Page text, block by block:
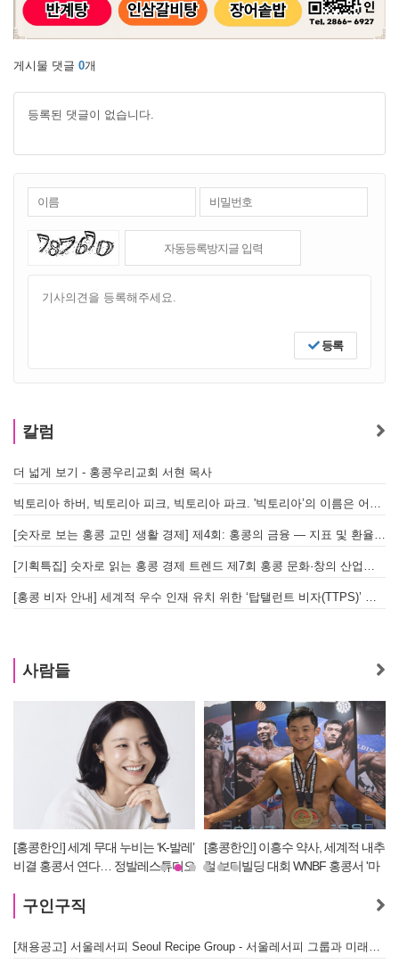
게시물 댓글 0개
등록된 댓글이 없습니다.
등록
칼럼
더 넓게 보기 - 홍콩우리교회 서현 목사
빅토리아 하버, 빅토리아 피크, 빅토리아 파크. '빅토리아’의 이름은 어떻게 온 걸까? - [이승권 원장의 생활칼럼]
[숫자로 보는 홍콩 교민 생활 경제] 제4회: 홍콩의 금융 — 지표 및 환율, MPF 운영 현황
[기획특집] 숫자로 읽는 홍콩 경제 트렌드 제7회 홍콩 문화·창의 산업의 구조와 분야별 동향
[홍콩 비자 안내] 세계적 우수 인재 유치 위한 ‘탑탤런트 비자(TTPS)’ 주요 요건
사람들
[홍콩한인] 세계 무대 누비는 ‘K-발레’
비결 홍콩서 연다… 정발레스튜디오
[홍콩한인] 이흥수 약사, 세계적 내추
럴 보디빌딩 대회 WNBF 홍콩서 '마
구인구직
[채용공고] 서울레서피 Seoul Recipe Group - 서울레서피 그룹과 미래를 함께할 유능한 인재를 모십니다